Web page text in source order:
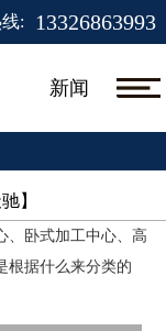
: 13326863993
新闻
】​
、卧式加工中心、高
根据什么来分类的